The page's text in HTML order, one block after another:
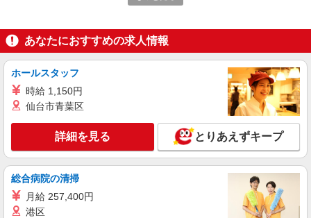
＜鳳駅＞元気も、プライベートも諦めない＊週
時給1550円〜2187円 ＜日払い有/週払い有/交
通費全支給(ガソリン代含む)＞
キープ 詳細を見る
株式会社kotrio /●OS-H2-1908946
鳳駅＊病院のサポート役♪高時給＆充実の研修
時給1550円〜2187円 ＜日払い有/週払い有/交
通費全支給(ガソリン代含む)＞
あなたにおすすめの求人情報
ホールスタッフ
時給 1,150円
仙台市青葉区
詳細を見る とりあえずキープ
総合病院の清掃
月給 257,400円
港区